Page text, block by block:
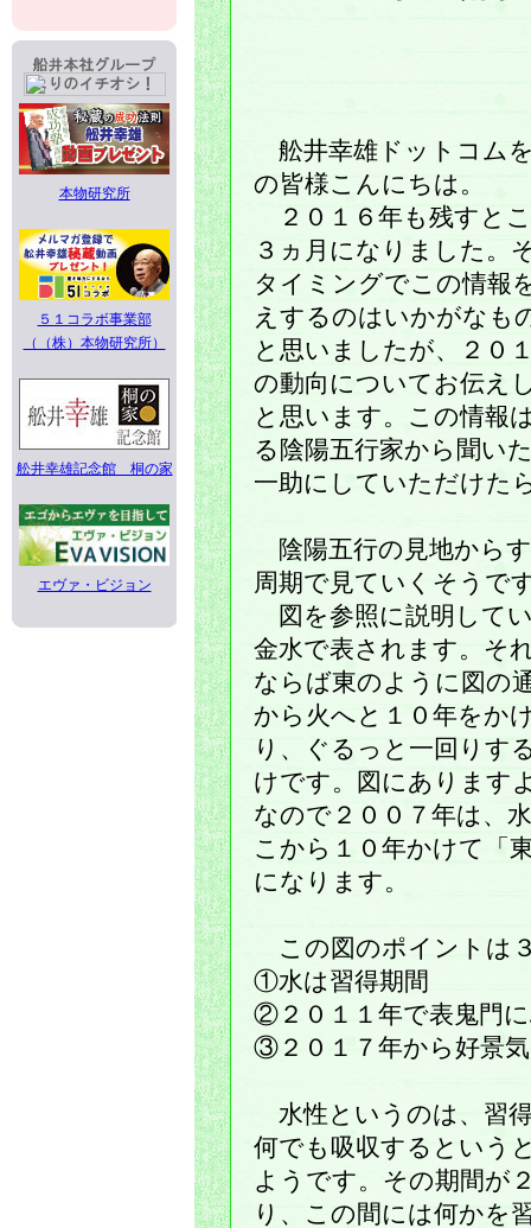
本物研究所
５１コラボ事業部
（（株）本物研究所）
舩井幸雄記念館 桐の家
エヴァ・ビジョン
舩井幸雄ドットコム
の皆様こんにちは。
２０１６年も残すと
３ヵ月になりました。
タイミングでこの情報
えするのはいかがなも
と思いましたが、２０
の動向についてお伝え
と思います。この情報
る陰陽五行家から聞い
一助にしていただけた
陰陽五行の見地から
周期で見ていくそうで
図を参照に説明して
金水で表されます。そ
ならば東のように図の
から火へと１０年をか
り、ぐるっと一回りす
けです。図にあります
なので２００７年は、
こから１０年かけて「
になります。
この図のポイントは
①水は習得期間
②２０１１年で表鬼門
③２０１７年から好景
水性というのは、習
何でも吸収するという
ようです。その期間が
り、この間には何かを